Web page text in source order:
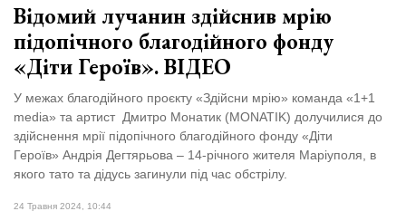
Відомий лучанин здійснив мрію
підопічного благодійного фонду
«Діти Героїв». ВІДЕО
У межах благодійного проєкту «Здійсни мрію» команда «1+1
media» та артист Дмитро Монатик (MONATIK) долучилися до
здійснення мрії підопічного благодійного фонду «Діти
Героїв» Андрія Дегтярьова – 14-річного жителя Маріуполя, в
якого тато та дідусь загинули під час обстрілу.
24 Травня 2024, 10:44